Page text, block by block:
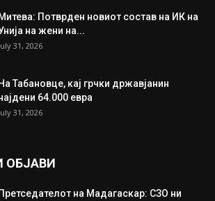
Митева: Потврден новиот состав на ИК на
на жени на...
31, 2026
На Табановце, кај грчки државјанин
64.000 евра
31, 2026
ОБЈАВИ
Претседателот на Мадагаскар: СЗО ни